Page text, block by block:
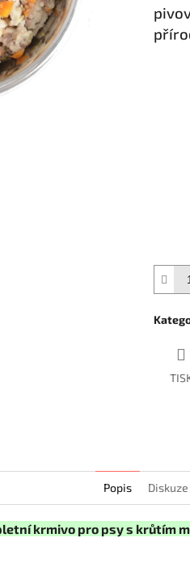
Popis Diskuze
krmivo pro psy s